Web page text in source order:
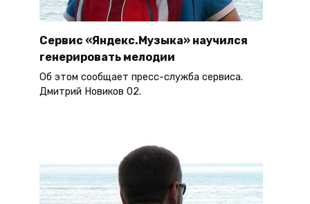
Сервис «Яндекс.Музыка» научился
генерировать мелодии
Об этом сообщает пресс-служба сервиса.
Дмитрий Новиков 02.